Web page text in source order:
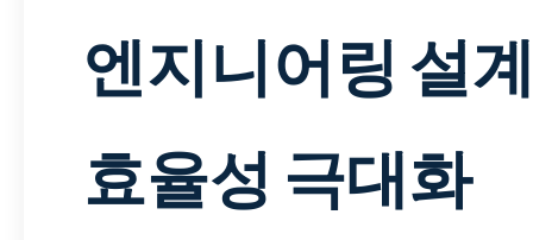
엔지니어링 설
효율성 극대화